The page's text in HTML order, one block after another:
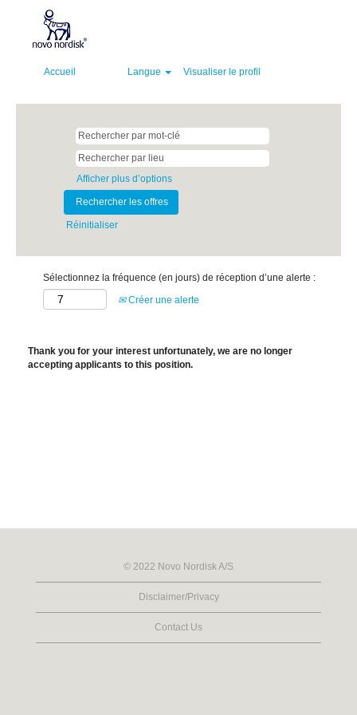
Accueil Langue Visualiser le profil
Afficher plus d’options
Réinitialiser
Sélectionnez la fréquence (en jours) de réception d’une alerte :
Créer une alerte
Thank you for your interest unfortunately, we are no longer
accepting applicants to this position.
© 2022 Novo Nordisk A/S
Disclaimer/Privacy
Contact Us